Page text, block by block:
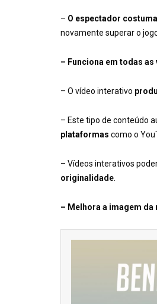
– O espectador
novamente superar o
– Funciona em todas as
– O vídeo interativo
– Este tipo de conteúdo
plataformas como o
– Vídeos interativos
originalidade
– Melhora a imagem